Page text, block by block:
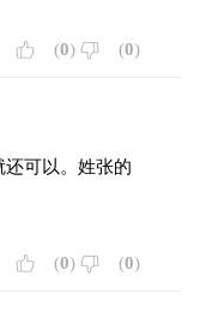
(0) (0)
可以。姓张的
(0) (0)